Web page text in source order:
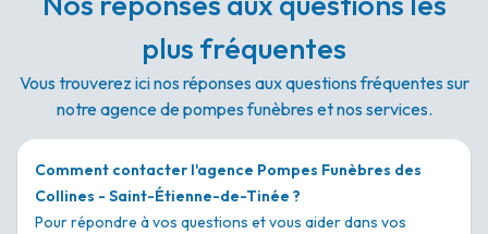
plus fréquentes
Vous trouverez ici nos réponses aux questions fréquentes sur
notre agence de pompes funèbres et nos services.
Comment contacter l'agence Pompes Funèbres des
Collines - Saint-Étienne-de-Tinée ?
Pour répondre à vos questions et vous aider dans vos